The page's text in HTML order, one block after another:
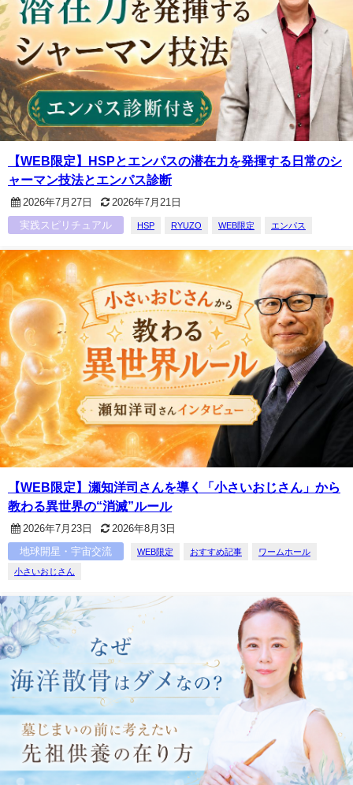
【WEB限定】HSPとエンパスの潜在力を発揮する日常のシ
ャーマン技法とエンパス診断
2026年7月27日 2026年7月21日
実践スピリチュアル HSP RYUZO WEB限定 エンパス
【WEB限定】瀬知洋司さんを導く「小さいおじさん」から
教わる異世界の“消滅”ルール
2026年7月23日 2026年8月3日
地球開星・宇宙交流 WEB限定 おすすめ記事 ワームホール
小さいおじさん